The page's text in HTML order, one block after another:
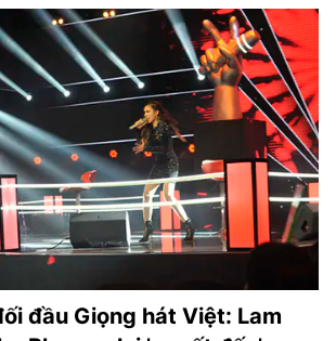
đầu Giọng hát Việt: Lam